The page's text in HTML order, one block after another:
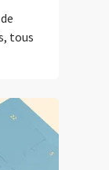
tous